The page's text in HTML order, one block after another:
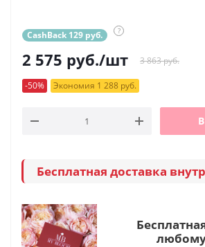
CashBack 129 руб. ?
2 575 руб./шт 3 863 руб.
-50% Экономия 1 288 руб.
Бесплатная доставка
любому